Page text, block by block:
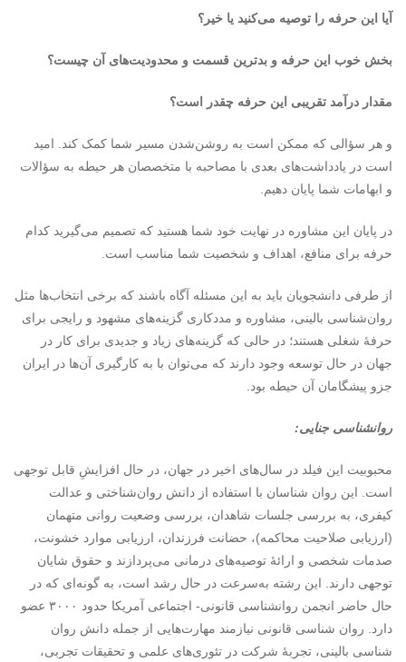
آیا این حرفه را توصیه می‌کنید یا خیر؟
بخش خوب این حرفه و بدترین قسمت و محدودیت‌های آن چیست؟
مقدار درآمد تقریبی این حرفه چقدر است؟
و هر سؤالی که ممکن است به روشن‌شدن مسیر شما کمک کند. امید
است در یادداشت‌های بعدی با مصاحبه با متخصصان هر حیطه به سؤالات
و ابهامات شما پایان دهیم.
در پایان این مشاوره در نهایت خود شما هستید که تصمیم می‌گیرید کدام
حرفه برای منافع، اهداف و شخصیت شما مناسب است.
از طرفی دانشجویان باید به این مسئله آگاه باشند که برخی انتخاب‌ها مثل
روان‌شناسی بالینی، مشاوره و مددکاری گزینه‌های مشهود و رایجی برای
حرفۀ شغلی هستند؛ در حالی که گزینه‌های زیاد و جدیدی برای کار در
جهان در حال توسعه وجود دارند که می‌توان با به کارگیری آن‌ها در ایران
جزو پیشگامان آن حیطه بود.
روانشناسی جنایی:
محبوبیت این فیلد در سال‌های اخیر در جهان، در حال افزایشِ قابل توجهی
است. این روان شناسان با استفاده از دانش روان‌شناختی و عدالت
کیفری، به بررسی جلسات شاهدان، بررسی وضعیت روانی متهمان
(ارزیابی صلاحیت محاکمه)، حضانت فرزندان، ارزیابی موارد خشونت،
صدمات شخصی و ارائۀ توصیه‌های درمانی می‌پردازند و حقوق شایان
توجهی دارند. این رشته به‌سرعت در حال رشد است، به گونه‌ای که در
حال حاضر انجمن روانشناسی قانونی- اجتماعی آمریکا حدود ۳۰۰۰ عضو
دارد. روان شناسی قانونی نیازمند مهارت‌هایی از جمله دانش روان
شناسی بالینی، تجربۀ شرکت در تئوری‌های علمی و تحقیقات تجربی،